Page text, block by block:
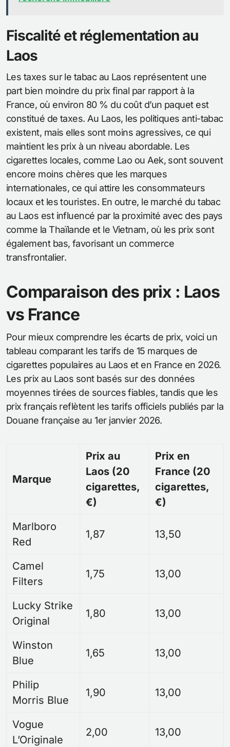
Fiscalité et réglementation au
Laos
Les taxes sur le tabac au Laos représentent une
part bien moindre du prix final par rapport à la
France, où environ 80 % du coût d’un paquet est
constitué de taxes. Au Laos, les politiques anti-tabac
existent, mais elles sont moins agressives, ce qui
maintient les prix à un niveau abordable. Les
cigarettes locales, comme Lao ou Aek, sont souvent
encore moins chères que les marques
internationales, ce qui attire les consommateurs
locaux et les touristes. En outre, le marché du tabac
au Laos est influencé par la proximité avec des pays
comme la Thaïlande et le Vietnam, où les prix sont
également bas, favorisant un commerce
transfrontalier.
Comparaison des prix : Laos
vs France
Pour mieux comprendre les écarts de prix, voici un
tableau comparant les tarifs de 15 marques de
cigarettes populaires au Laos et en France en 2026.
Les prix au Laos sont basés sur des données
moyennes tirées de sources fiables, tandis que les
prix français reflètent les tarifs officiels publiés par la
Douane française au 1er janvier 2026.
Marque
Prix au
Laos (20
cigarettes,
€)
Prix en
France (20
cigarettes,
€)
Marlboro
Red
1,87 13,50
Camel
Filters
1,75 13,00
Lucky Strike
Original
1,80 13,00
Winston
Blue
1,65 13,00
Philip
Morris Blue
1,90 13,00
Vogue
L’Originale
2,00 13,00